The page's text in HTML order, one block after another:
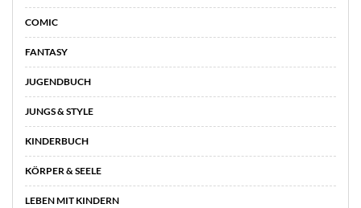
COMIC
FANTASY
JUGENDBUCH
JUNGS & STYLE
KINDERBUCH
KÖRPER & SEELE
LEBEN MIT KINDERN